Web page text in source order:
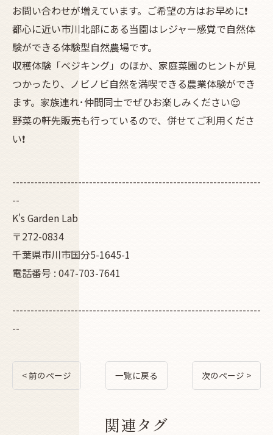
お問い合わせが増えています。ご希望の方はお早めに❗
都心に近い市川北部にある当園はレジャー感覚で自然体
験ができる体験型自然農場です。
収穫体験「ベジキング」のほか、家庭菜園のヒントが見
つかったり、ノビノビ自然を満喫できる農業体験ができ
ます。家族連れ･仲間同士でぜひお楽しみください😌
野菜の軒先販売も行っているので、併せてご利用くださ
い❗
--------------------------------------------------------------------
--
K's Garden Lab
〒272-0834
千葉県市川市国分5-1645-1
電話番号 : 047-703-7641
--------------------------------------------------------------------
--
< 前のページ 一覧に戻る 次のページ >
関連タグ